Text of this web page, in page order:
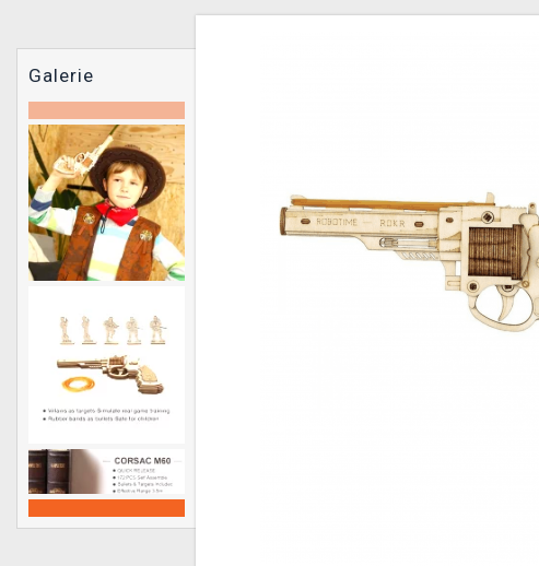
Galerie